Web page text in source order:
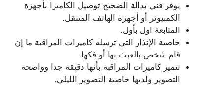
يوفر فني بدالة الضجيج توصيل الكاميرا بأجهزة
الكمبيوتر أو أجهزة الهاتف المتنقل.
المتابعة اول بأول.
خاصية الإنذار التي ترسله كاميرات المراقبة ما إن
قام شخص بالعبث بها أو فكها.
تتميز كاميرات المراقبة بأنها دقيقة جدا وواضحة
التصوير ولديها خاصية التصوير الليلي.